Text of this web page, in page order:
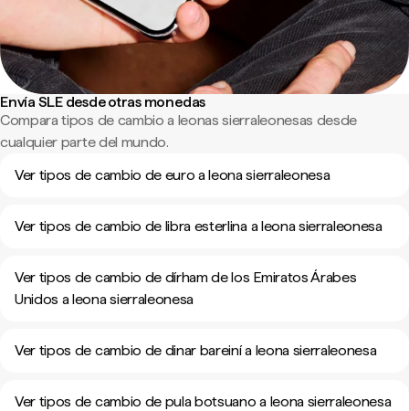
Envía SLE desde otras monedas
Compara tipos de cambio a leonas sierraleonesas desde
cualquier parte del mundo.
Ver tipos de cambio de euro a leona sierraleonesa
Ver tipos de cambio de libra esterlina a leona sierraleonesa
Ver tipos de cambio de dírham de los Emiratos Árabes
Unidos a leona sierraleonesa
Ver tipos de cambio de dinar bareiní a leona sierraleonesa
Ver tipos de cambio de pula botsuano a leona sierraleonesa